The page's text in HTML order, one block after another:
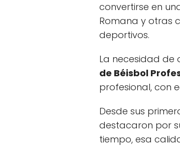
convertirse en
Romana y otras
deportivos.
La necesidad de
de Béisbol
profesional, con
Desde sus
destacaron por
tiempo, esa